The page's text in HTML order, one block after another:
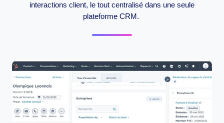
interactions client, le tout centralisé dans une seule
plateforme CRM.